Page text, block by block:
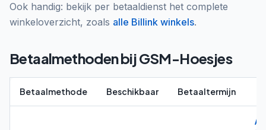
Ook handig: bekijk per betaaldienst het complete
winkeloverzicht, zoals alle Billink winkels.
Betaalmethoden bijGSM-Hoesjes
Betaalmethode Beschikbaar Betaaltermijn